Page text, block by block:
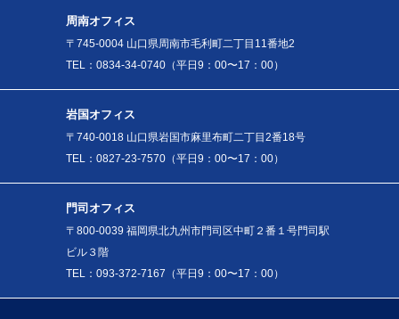
周南オフィス
〒745-0004 山口県周南市毛利町二丁目11番地2
TEL：0834-34-0740（平日9：00〜17：00）
岩国オフィス
〒740-0018 山口県岩国市麻里布町二丁目2番18号
TEL：0827-23-7570（平日9：00〜17：00）
門司オフィス
〒800-0039 福岡県北九州市門司区中町２番１号門司駅
ビル３階
TEL：093-372-7167（平日9：00〜17：00）